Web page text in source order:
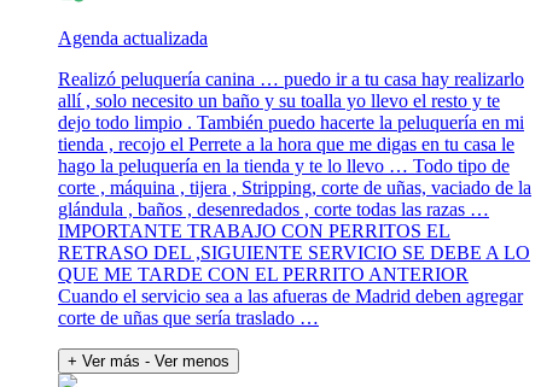
Agenda actualizada
Realizó peluquería canina … puedo ir a tu casa hay realizarlo
allí , solo necesito un baño y su toalla yo llevo el resto y te
dejo todo limpio . También puedo hacerte la peluquería en mi
tienda , recojo el Perrete a la hora que me digas en tu casa le
hago la peluquería en la tienda y te lo llevo … Todo tipo de
corte , máquina , tijera , Stripping, corte de uñas, vaciado de la
glándula , baños , desenredados , corte todas las razas …
IMPORTANTE TRABAJO CON PERRITOS EL
RETRASO DEL ,SIGUIENTE SERVICIO SE DEBE A LO
QUE ME TARDE CON EL PERRITO ANTERIOR
Cuando el servicio sea a las afueras de Madrid deben agregar
corte de uñas que sería traslado …
+ Ver más - Ver menos